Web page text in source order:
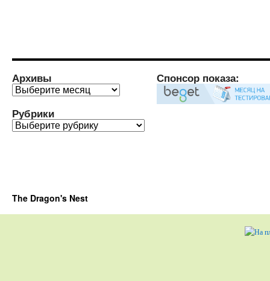
Архивы
Архивы
Рубрики
Рубрики
Спонсор показа:
The Dragon's Nest